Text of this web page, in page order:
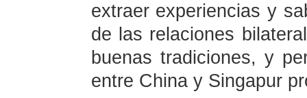
extraer experiencias y
de las relaciones
buenas tradiciones, y
entre China y Singapur